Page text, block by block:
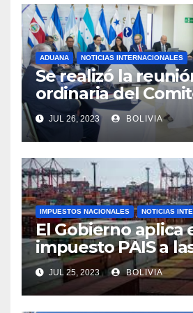
ADUANA NOTICIAS INTERNACIONALES
Se realizó la
ordinaria del
Aduanero
JUL 26, 2023 BOLIVIA
IMPUESTOS NACIONALES NOTICIAS
El Gobierno aplica
impuesto PAIS a
importaciones de
bienes y servicios
JUL 25, 2023 BOLIVIA